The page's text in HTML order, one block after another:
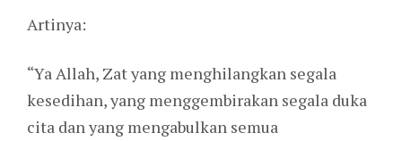
Artinya:
“Ya Allah, Zat yang menghilangkan segala
kesedihan, yang menggembirakan segala duka
cita dan yang mengabulkan semua